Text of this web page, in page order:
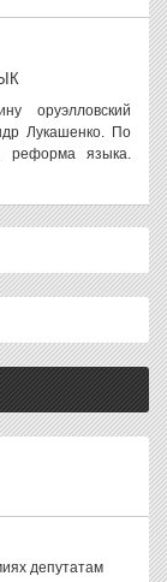
оруэлловский
Лукашенко. По
реформа языка.
депутатам